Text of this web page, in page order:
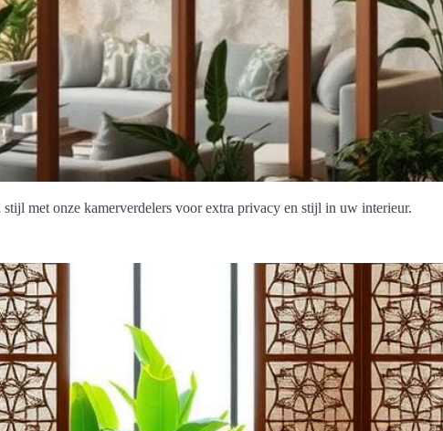
met onze kamerverdelers voor extra privacy en stijl in uw interieur.